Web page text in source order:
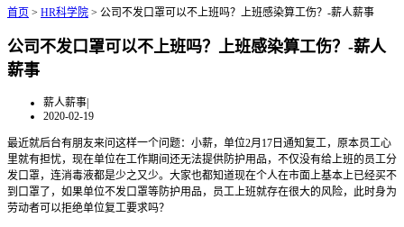
首页 > HR科学院 > 公司不发口罩可以不上班吗？上班感染算工伤？-薪人薪事
公司不发口罩可以不上班吗？上班感染算工伤？-薪人
薪事
薪人薪事|
2020-02-19
最近就后台有朋友来问这样一个问题：小薪，单位2月17日通知复工，原本员工心
里就有担忧，现在单位在工作期间还无法提供防护用品，不仅没有给上班的员工分
发口罩，连消毒液都是少之又少。大家也都知道现在个人在市面上基本上已经买不
到口罩了，如果单位不发口罩等防护用品，员工上班就存在很大的风险，此时身为
劳动者可以拒绝单位复工要求吗？